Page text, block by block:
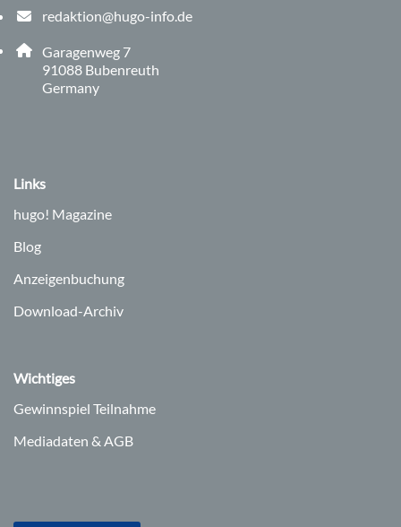
redaktion@hugo-info.de
E-Mail Adresse: redaktion@hugo-info.de
Adresse:
Garagenweg 7
91088 , 9 1 0 8 8
Bubenreuth
Germany
Links
hugo! Magazine
Blog
Anzeigenbuchung
Download-Archiv
Wichtiges
Gewinnspiel Teilnahme
Mediadaten & AGB